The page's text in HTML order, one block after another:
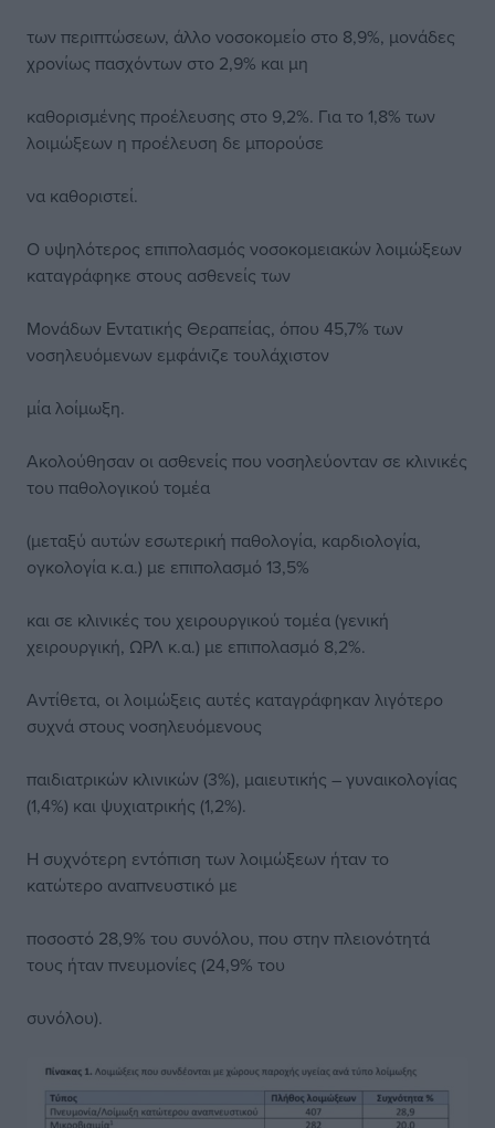
των περιπτώσεων, άλλο νοσοκομείο στο 8,9%, μονάδες
χρονίως πασχόντων στο 2,9% και μη
καθορισμένης προέλευσης στο 9,2%. Για το 1,8% των
λοιμώξεων η προέλευση δε μπορούσε
να καθοριστεί.
Ο υψηλότερος επιπολασμός νοσοκομειακών λοιμώξεων
καταγράφηκε στους ασθενείς των
Μονάδων Εντατικής Θεραπείας, όπου 45,7% των
νοσηλευόμενων εμφάνιζε τουλάχιστον
μία λοίμωξη.
Ακολούθησαν οι ασθενείς που νοσηλεύονταν σε κλινικές
του παθολογικού τομέα
(μεταξύ αυτών εσωτερική παθολογία, καρδιολογία,
ογκολογία κ.α.) με επιπολασμό 13,5%
και σε κλινικές του χειρουργικού τομέα (γενική
χειρουργική, ΩΡΛ κ.α.) με επιπολασμό 8,2%.
Αντίθετα, οι λοιμώξεις αυτές καταγράφηκαν λιγότερο
συχνά στους νοσηλευόμενους
παιδιατρικών κλινικών (3%), μαιευτικής – γυναικολογίας
(1,4%) και ψυχιατρικής (1,2%).
Η συχνότερη εντόπιση των λοιμώξεων ήταν το
κατώτερο αναπνευστικό με
ποσοστό 28,9% του συνόλου, που στην πλειονότητά
τους ήταν πνευμονίες (24,9% του
συνόλου).